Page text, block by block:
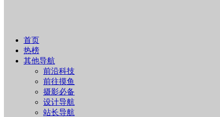
首页
热榜
其他导航
前沿科技
前往摸鱼
摄影必备
设计导航
站长导航